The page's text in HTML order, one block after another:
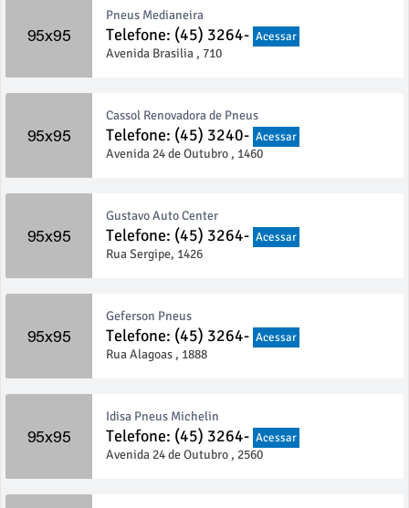
Pneus Medianeira
Telefone: (45) 3264- Acessar
Avenida Brasilia , 710
Cassol Renovadora de Pneus
Telefone: (45) 3240- Acessar
Avenida 24 de Outubro , 1460
Gustavo Auto Center
Telefone: (45) 3264- Acessar
Rua Sergipe, 1426
Geferson Pneus
Telefone: (45) 3264- Acessar
Rua Alagoas , 1888
Idisa Pneus Michelin
Telefone: (45) 3264- Acessar
Avenida 24 de Outubro , 2560